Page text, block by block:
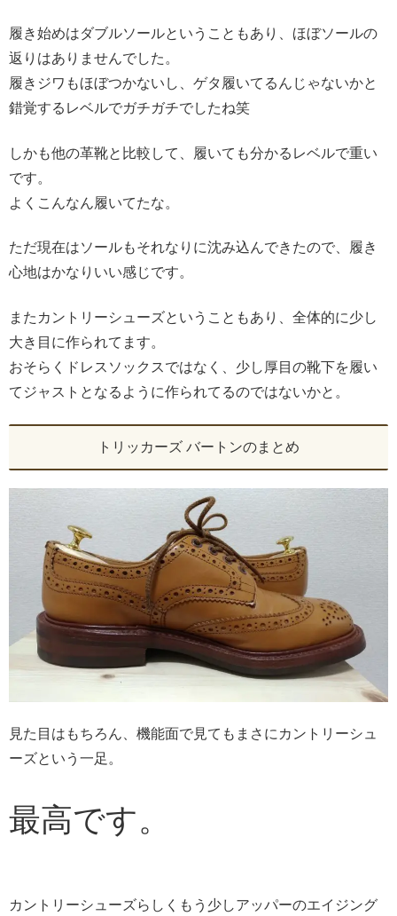
履き始めはダブルソールということもあり、ほぼソールの
返りはありませんでした。
履きジワもほぼつかないし、ゲタ履いてるんじゃないかと
錯覚するレベルでガチガチでしたね笑
しかも他の革靴と比較して、履いても分かるレベルで重い
です。
よくこんなん履いてたな。
ただ現在はソールもそれなりに沈み込んできたので、履き
心地はかなりいい感じです。
またカントリーシューズということもあり、全体的に少し
大き目に作られてます。
おそらくドレスソックスではなく、少し厚目の靴下を履い
てジャストとなるように作られてるのではないかと。
トリッカーズ バートンのまとめ
見た目はもちろん、機能面で見てもまさにカントリーシュ
ーズという一足。
最高です。
カントリーシューズらしくもう少しアッパーのエイジング